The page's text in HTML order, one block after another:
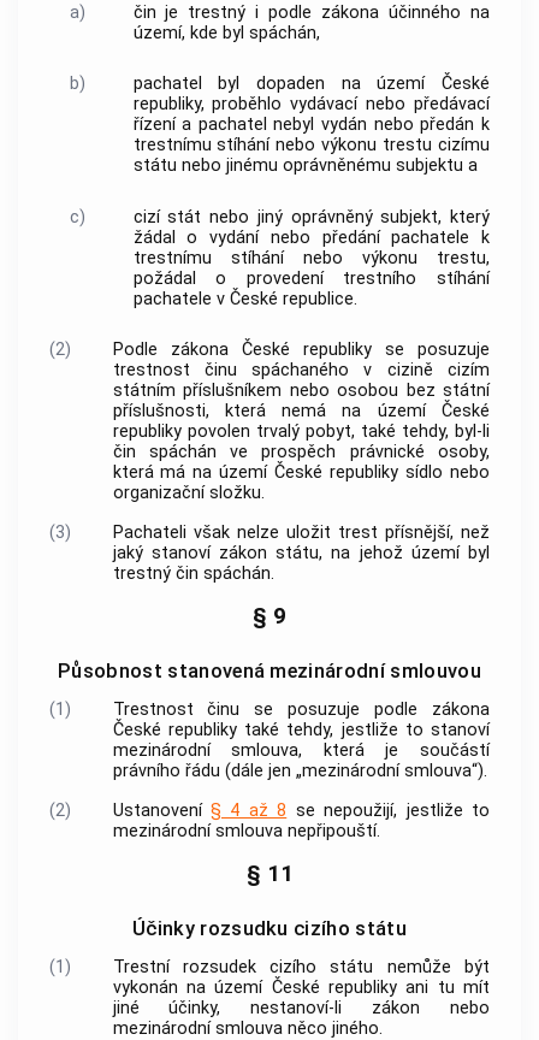
a)
čin je trestný i podle zákona účinného na
území, kde byl spáchán,
b)
pachatel byl dopaden na území České
republiky, proběhlo vydávací nebo předávací
řízení a pachatel nebyl vydán nebo předán k
trestnímu stíhání nebo výkonu trestu cizímu
státu nebo jinému oprávněnému subjektu a
c)
cizí stát nebo jiný oprávněný subjekt, který
žádal o vydání nebo předání pachatele k
trestnímu stíhání nebo výkonu trestu,
požádal o provedení trestního stíhání
pachatele v České republice.
(2)
Podle zákona České republiky se posuzuje
trestnost činu spáchaného v cizině cizím
státním příslušníkem nebo osobou bez státní
příslušnosti, která nemá na území České
republiky povolen trvalý pobyt, také tehdy, byl-li
čin spáchán ve prospěch právnické osoby,
která má na území České republiky sídlo nebo
organizační složku.
(3)
Pachateli však nelze uložit trest přísnější, než
jaký stanoví zákon státu, na jehož území byl
trestný čin spáchán.
§ 9
Působnost stanovená mezinárodní smlouvou
(1)
Trestnost činu se posuzuje podle zákona
České republiky také tehdy, jestliže to stanoví
mezinárodní smlouva, která je součástí
právního řádu (dále jen „mezinárodní smlouva“).
(2)
Ustanovení § 4 až 8 se nepoužijí, jestliže to
mezinárodní smlouva nepřipouští.
§ 11
Účinky rozsudku cizího státu
(1)
Trestní rozsudek cizího státu nemůže být
vykonán na území České republiky ani tu mít
jiné účinky, nestanoví-li zákon nebo
mezinárodní smlouva něco jiného.